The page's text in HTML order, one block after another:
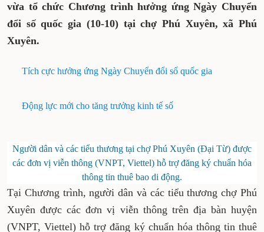
vừa tổ chức Chương trình hưởng ứng Ngày Chuyển
đổi số quốc gia (10-10) tại chợ Phú Xuyên, xã Phú
Xuyên.
Tích cực hưởng ứng Ngày Chuyển đổi số quốc gia
Động lực mới cho tăng trưởng kinh tế số
Người dân và các tiểu thương tại chợ Phú Xuyên (Đại Từ) được
các đơn vị viễn thông (VNPT, Viettel) hỗ trợ đăng ký chuẩn hóa
thông tin thuê bao di động.
Tại Chương trình, người dân và các tiểu thương chợ Phú
Xuyên được các đơn vị viễn thông trên địa bàn huyện
(VNPT, Viettel) hỗ trợ đăng ký chuẩn hóa thông tin thuê